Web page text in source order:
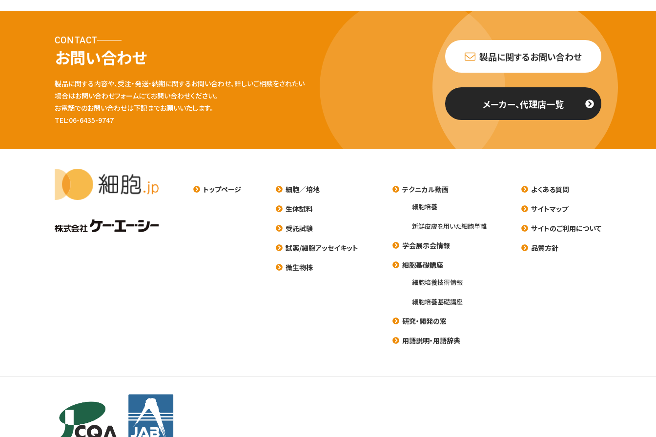
CONTACT
お問い合わせ
製品に関する内容や、受注・発送・納期に関するお問い合わせ、詳しいご相談をされたい
場合はお問い合わせフォームにてお問い合わせください。
お電話でのお問い合わせは下記までお願いいたします。
TEL:06-6435-9747
製品に関するお問い合わせ
メーカー、代理店一覧
トップページ
細胞／培地
生体試料
受託試験
試薬/細胞アッセイキット
微生物株
テクニカル動画
細胞培養
新鮮皮膚を用いた細胞単離
学会展示会情報
細胞基礎講座
細胞培養技術情報
細胞培養基礎講座
研究・開発の窓
用語説明・用語辞典
よくある質問
サイトマップ
サイトのご利用について
品質方針